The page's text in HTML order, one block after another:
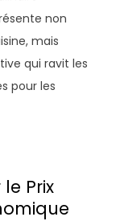
non
mais
qui ravit les
pour les
Prix